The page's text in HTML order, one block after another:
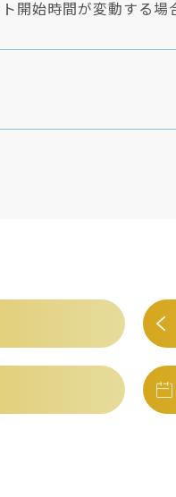
開始時間が変動する場